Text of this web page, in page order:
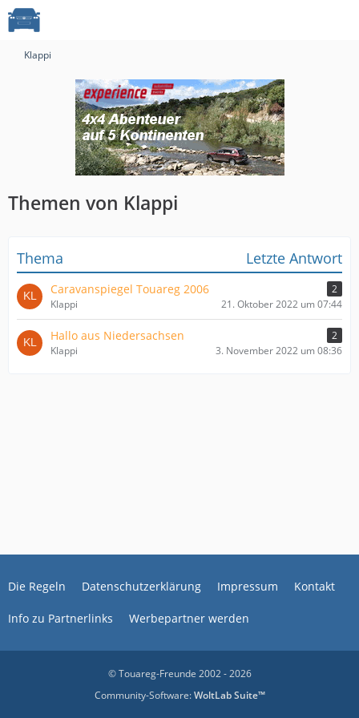
Klappi
Themen von Klappi
Thema Letzte Antwort
Caravanspiegel Touareg 2006
2
Klappi
21. Oktober 2022 um 07:44
Hallo aus Niedersachsen
2
Klappi
3. November 2022 um 08:36
Die Regeln Datenschutzerklärung Impressum Kontakt
Info zu Partnerlinks Werbepartner werden
© Touareg-Freunde 2002 - 2026
Community-Software:WoltLab Suite™